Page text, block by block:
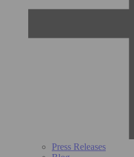
Press Releases